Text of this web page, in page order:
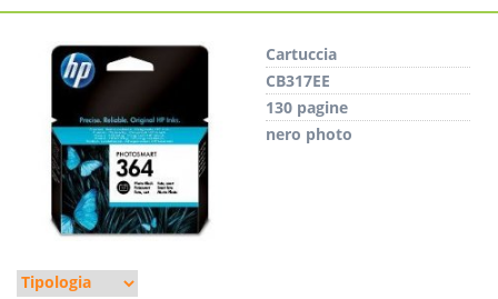
Cartuccia
CB317EE
130 pagine
nero photo